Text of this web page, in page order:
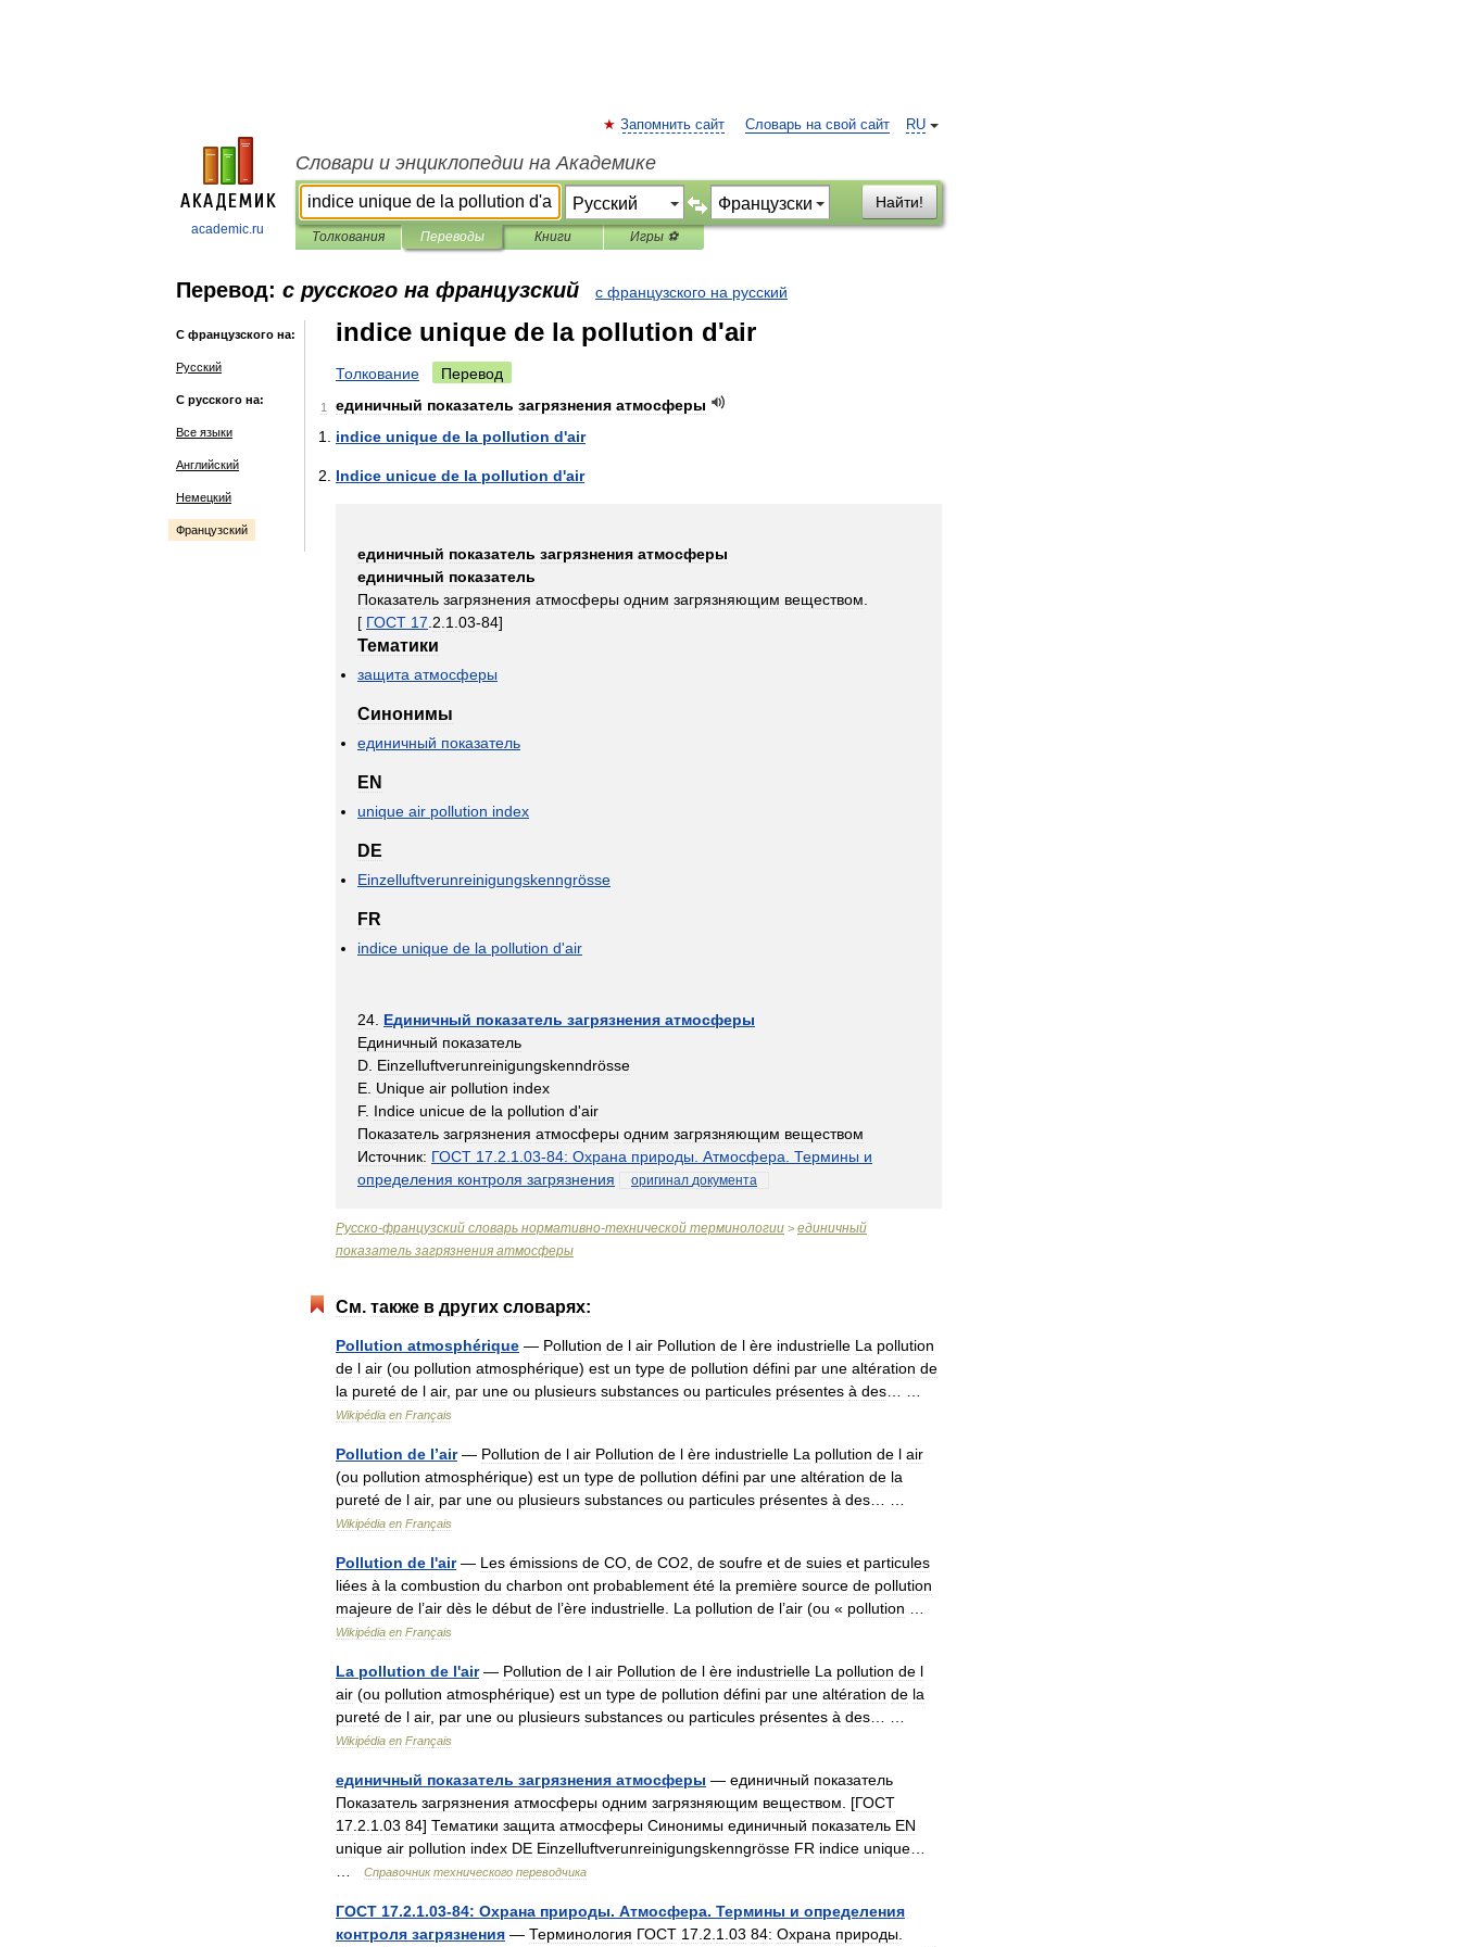
academic.ru
RU
Запомнить сайт Словарь на свой сайт
Словари и энциклопедии на Академике
Найти!
Толкования Переводы Книги Игры ⚽
Перевод: с русского на французский с французского на русский
С французского на:
Русский
С русского на:
Все языки
Английский
Немецкий
Французский
indice unique de la pollution d'air
Толкование Перевод
1 единичный показатель загрязнения атмосферы
indice unique de la pollution d'air
Indice unicue de la pollution d'air
единичный показатель загрязнения атмосферы
единичный показатель
Показатель загрязнения атмосферы одним загрязняющим веществом
[ ГОСТ 17 2 1 03-84]
Тематики
защита атмосферы
Синонимы
единичный показатель
EN
unique air pollution index
DE
Einzelluftverunreinigungskenngrösse
FR
indice unique de la pollution d'air
24 Единичный показатель загрязнения атмосферы
Единичный показатель
D Einzelluftverunreinigungskenndrösse
E Unique air pollution index
F. Indice unicue de la pollution d'air
Показатель загрязнения атмосферы одним загрязняющим веществом
Источник: ГОСТ 17 2 1 03-84: Охрана природы Атмосфера Термины и
определения контроля загрязнения оригинал документа
Русско-французский словарь нормативно-технической терминологии > единичный
показатель загрязнения атмосферы
См. также в других словарях:
Pollution atmosphérique — Pollution de l air Pollution de l ère industrielle La pollution
de l air (ou pollution atmosphérique) est un type de pollution défini par une altération de
la pureté de l air, par une ou plusieurs substances ou particules présentes à des
Wikipédia en Français
Pollution de l’air— Pollution de l air Pollution de l ère industrielle La pollution de l air
(ou pollution atmosphérique) est un type de pollution défini par une altération de la
pureté de l air, par une ou plusieurs substances ou particules présentes à des
Wikipédia en Français
Pollution de l'air— Les émissions de CO de CO2 de soufre et de suies et particules
liées à la combustion du charbon ont probablement été la première source de pollution
majeure de l’air dès le début de l’ère industrielle La pollution de l’air (ou « pollution
Wikipédia en Français
La pollution de l'air— Pollution de l air Pollution de l ère industrielle La pollution de l
air (ou pollution atmosphérique) est un type de pollution défini par une altération de la
pureté de l air, par une ou plusieurs substances ou particules présentes à des
Wikipédia en Français
единичный показатель загрязнения атмосферы — единичный показатель
Показатель загрязнения атмосферы одним загрязняющим веществом . [ГОСТ
17 2 1 03 84] Тематики защита атмосферы Синонимы единичный показатель EN
unique air pollution index DE Einzelluftverunreinigungskenngrösse FR indice unique
Справочник технического переводчика
ГОСТ 17.2.1.03-84: Охрана природы. Атмосфера. Термины и определения
контроля загрязнения — Терминология ГОСТ 17 2 1 03 84: Охрана природы